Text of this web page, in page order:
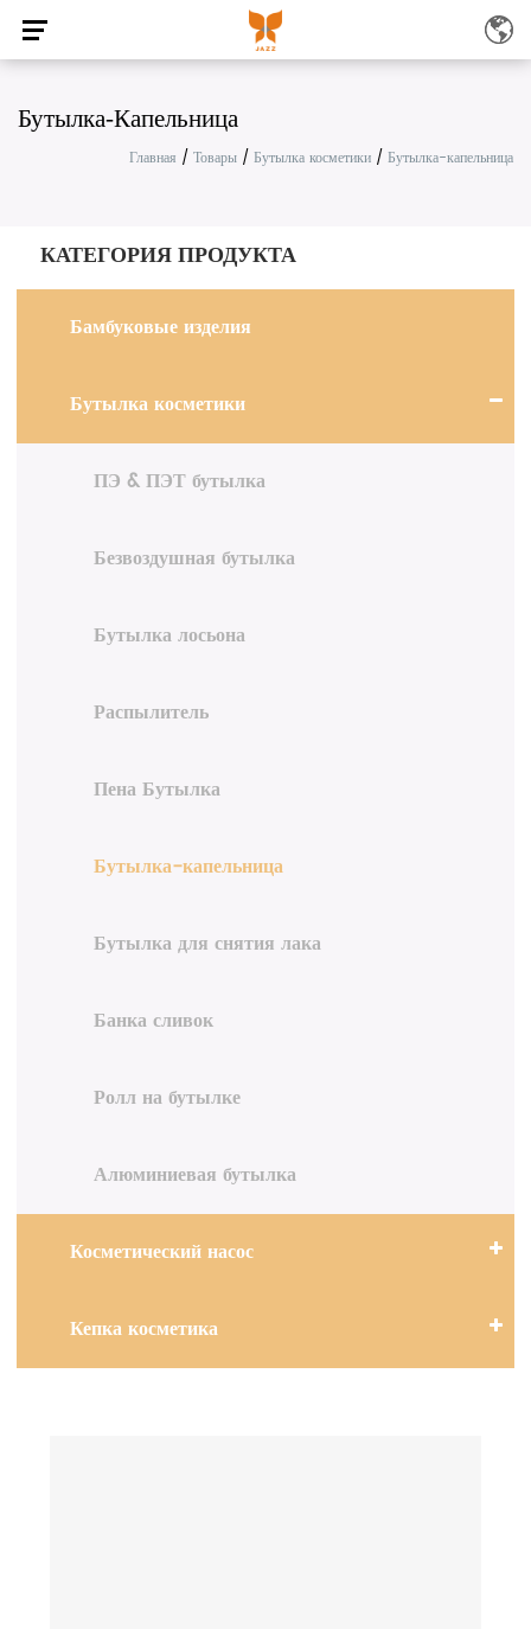
Бутылка-Капельница
Главная / Товары / Бутылка косметики / Бутылка-капельница
КАТЕГОРИЯ ПРОДУКТА
Бамбуковые изделия
Бутылка косметики
ПЭ & ПЭТ бутылка
Безвоздушная бутылка
Бутылка лосьона
Распылитель
Пена Бутылка
Бутылка-капельница
Бутылка для снятия лака
Банка сливок
Ролл на бутылке
Алюминиевая бутылка
Косметический насос
Кепка косметика